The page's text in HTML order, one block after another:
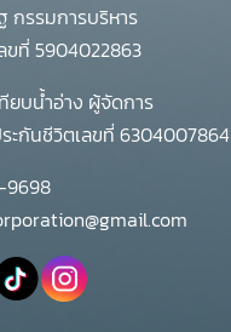
กรรมการบริหาร
ที่ 5904022863
น้ำอ่าง ผู้จัดการ
ะกันชีวิตเลขที่ 6304007864
9698